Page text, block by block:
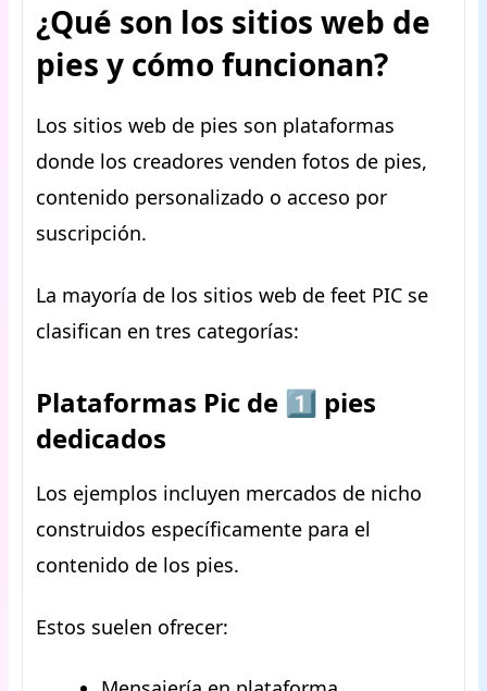
¿Qué son los sitios web de
pies y cómo funcionan?
Los sitios web de pies son plataformas
donde los creadores venden fotos de pies,
contenido personalizado o acceso por
suscripción.
La mayoría de los sitios web de feet PIC se
clasifican en tres categorías:
Plataformas Pic de 1️⃣ pies
dedicados
Los ejemplos incluyen mercados de nicho
construidos específicamente para el
contenido de los pies.
Estos suelen ofrecer: